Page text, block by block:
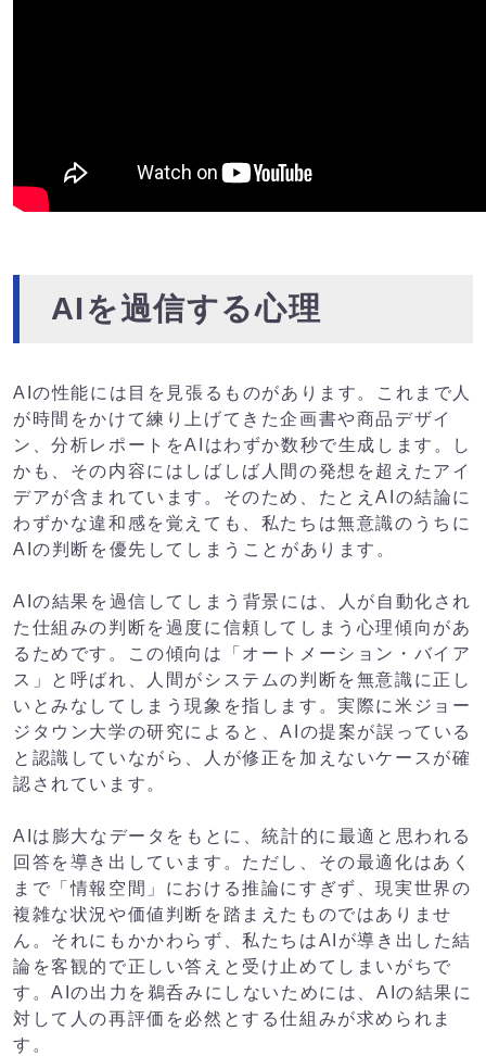
AIを過信する心理
AIの性能には目を見張るものがあります。これまで人
が時間をかけて練り上げてきた企画書や商品デザイ
ン、分析レポートをAIはわずか数秒で生成します。し
かも、その内容にはしばしば人間の発想を超えたアイ
デアが含まれています。そのため、たとえAIの結論に
わずかな違和感を覚えても、私たちは無意識のうちに
AIの判断を優先してしまうことがあります。
AIの結果を過信してしまう背景には、人が自動化され
た仕組みの判断を過度に信頼してしまう心理傾向があ
るためです。この傾向は「オートメーション・バイア
ス」と呼ばれ、人間がシステムの判断を無意識に正し
いとみなしてしまう現象を指します。実際に米ジョー
ジタウン大学の研究によると、AIの提案が誤っている
と認識していながら、人が修正を加えないケースが確
認されています。
AIは膨大なデータをもとに、統計的に最適と思われる
回答を導き出しています。ただし、その最適化はあく
まで「情報空間」における推論にすぎず、現実世界の
複雑な状況や価値判断を踏まえたものではありませ
ん。それにもかかわらず、私たちはAIが導き出した結
論を客観的で正しい答えと受け止めてしまいがちで
す。AIの出力を鵜呑みにしないためには、AIの結果に
対して人の再評価を必然とする仕組みが求められま
す。